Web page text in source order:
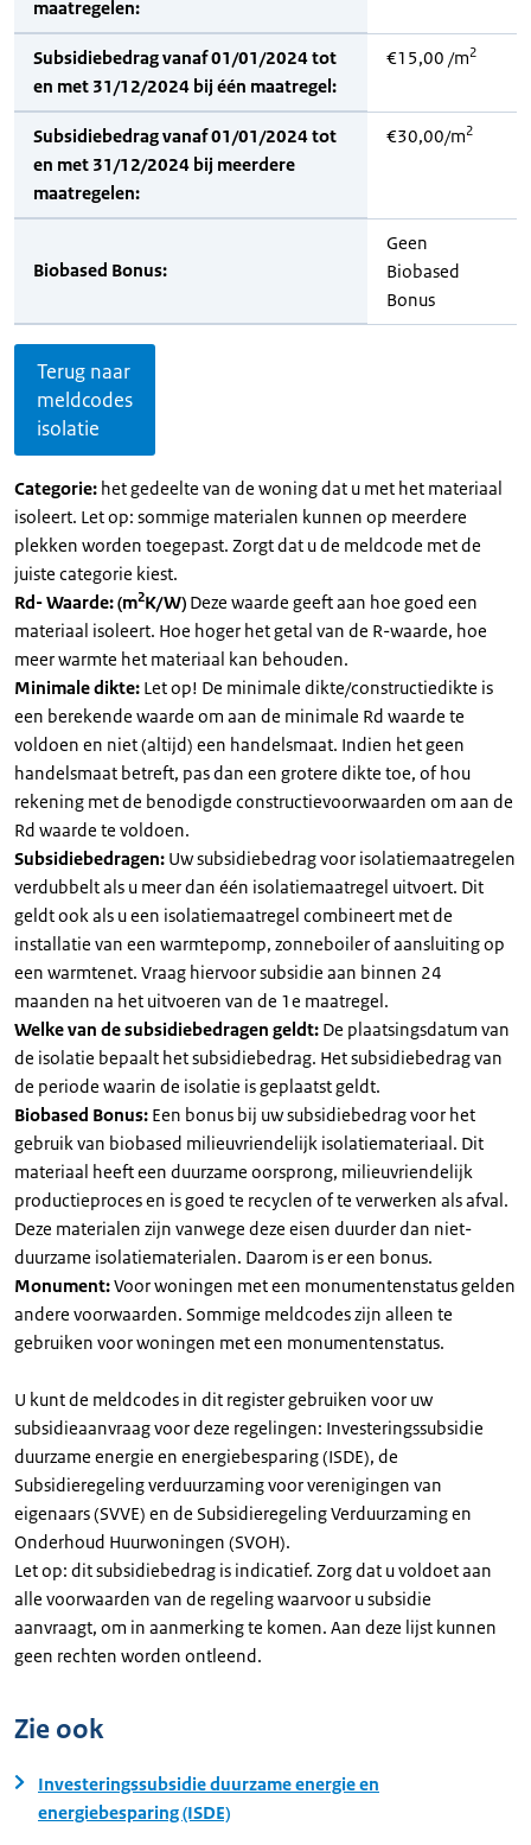
maatregelen:
Subsidiebedrag vanaf 01/01/2024 tot
en met 31/12/2024 bij één maatregel:
€15,00 /m2
Subsidiebedrag vanaf 01/01/2024 tot
en met 31/12/2024 bij meerdere
maatregelen:
€30,00/m2
Biobased Bonus:
Geen
Biobased
Bonus
Terug naar
meldcodes
isolatie
Categorie: het gedeelte van de woning dat u met het materiaal
isoleert. Let op: sommige materialen kunnen op meerdere
plekken worden toegepast. Zorgt dat u de meldcode met de
juiste categorie kiest.
Rd- Waarde: (m2K/W) Deze waarde geeft aan hoe goed een
materiaal isoleert. Hoe hoger het getal van de R-waarde, hoe
meer warmte het materiaal kan behouden.
Minimale dikte: Let op! De minimale dikte/constructiedikte is
een berekende waarde om aan de minimale Rd waarde te
voldoen en niet (altijd) een handelsmaat. Indien het geen
handelsmaat betreft, pas dan een grotere dikte toe, of hou
rekening met de benodigde constructievoorwaarden om aan de
Rd waarde te voldoen.
Subsidiebedragen: Uw subsidiebedrag voor isolatiemaatregelen
verdubbelt als u meer dan één isolatiemaatregel uitvoert. Dit
geldt ook als u een isolatiemaatregel combineert met de
installatie van een warmtepomp, zonneboiler of aansluiting op
een warmtenet. Vraag hiervoor subsidie aan binnen 24
maanden na het uitvoeren van de 1e maatregel.
Welke van de subsidiebedragen geldt: De plaatsingsdatum van
de isolatie bepaalt het subsidiebedrag. Het subsidiebedrag van
de periode waarin de isolatie is geplaatst geldt.
Biobased Bonus: Een bonus bij uw subsidiebedrag voor het
gebruik van biobased milieuvriendelijk isolatiemateriaal. Dit
materiaal heeft een duurzame oorsprong, milieuvriendelijk
productieproces en is goed te recyclen of te verwerken als afval.
Deze materialen zijn vanwege deze eisen duurder dan niet-
duurzame isolatiematerialen. Daarom is er een bonus.
Monument:Voor woningen met een monumentenstatus gelden
andere voorwaarden. Sommige meldcodes zijn alleen te
gebruiken voor woningen met een monumentenstatus.
U kunt de meldcodes in dit register gebruiken voor uw
subsidieaanvraag voor deze regelingen: Investeringssubsidie
duurzame energie en energiebesparing (ISDE), de
Subsidieregeling verduurzaming voor verenigingen van
eigenaars (SVVE) en de Subsidieregeling Verduurzaming en
Onderhoud Huurwoningen (SVOH).
Let op: dit subsidiebedrag is indicatief. Zorg dat u voldoet aan
alle voorwaarden van de regeling waarvoor u subsidie
aanvraagt, om in aanmerking te komen. Aan deze lijst kunnen
geen rechten worden ontleend.
Zie ook
Investeringssubsidie duurzame energie en
energiebesparing (ISDE)